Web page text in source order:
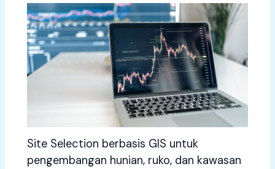
Site Selection berbasis GIS untuk
pengembangan hunian, ruko, dan kawasan